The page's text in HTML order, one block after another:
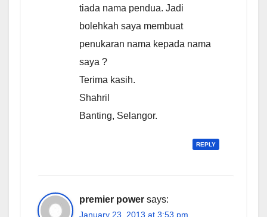
tiada nama pendua. Jadi
bolehkah saya membuat
penukaran nama kepada nama
saya ?
Terima kasih.
Shahril
Banting, Selangor.
REPLY
premier power says:
January 23, 2013 at 3:53 pm